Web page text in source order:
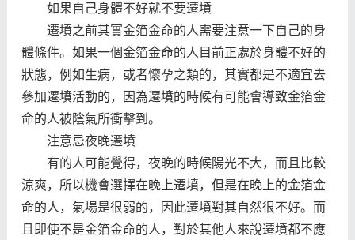
如果自己身體不好就不要遷墳
遷墳之前其實金箔金命的人需要注意一下自己的身
體條件。如果一個金箔金命的人目前正處於身體不好的
狀態，例如生病，或者懷孕之類的，其實都是不適宜去
參加遷墳活動的，因為遷墳的時候有可能會導致金箔金
命的人被陰氣所衝擊到。
注意忌夜晚遷墳
有的人可能覺得，夜晚的時候陽光不大，而且比較
涼爽，所以機會選擇在晚上遷墳，但是在晚上的金箔金
命的人，氣場是很弱的，因此遷墳對其自然很不好。而
且即使不是金箔金命的人，對於其他人來說遷墳都不應